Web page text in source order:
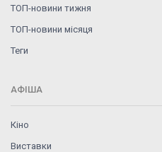
ТОП-новини тижня
ТОП-новини місяця
Теги
АФІША
Кіно
Виставки